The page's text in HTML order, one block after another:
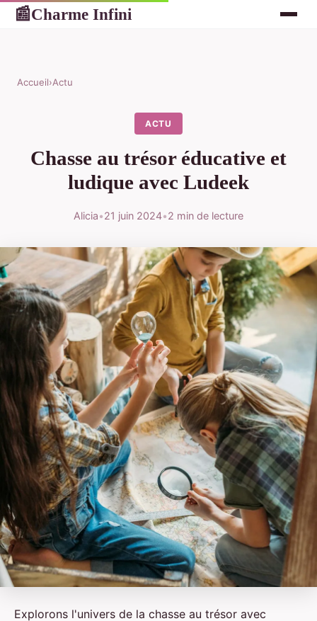
📰Charme Infini
Accueil›Actu
ACTU
Chasse au trésor éducative et
ludique avec Ludeek
Alicia•21 juin 2024•2 min de lecture
Explorons l'univers de la chasse au trésor avec